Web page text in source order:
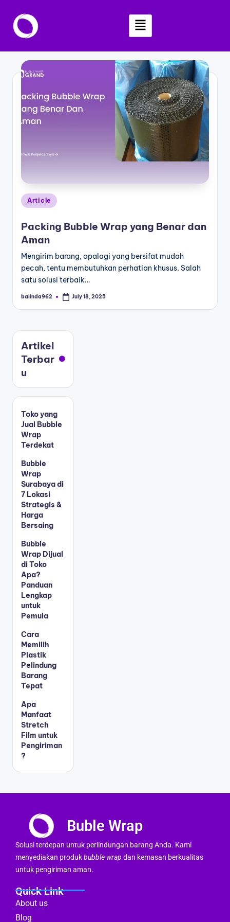
Skip
Article
Packing Bubble Wrap yang Benar dan
Aman
Mengirim barang, apalagi yang bersifat mudah
pecah, tentu membutuhkan perhatian khusus. Salah
satu solusi terbaik…
balinda962 July 18, 2025
Artikel
Terbar
u
Toko yang
Jual Bubble
Wrap
Terdekat
Bubble
Wrap
Surabaya di
7 Lokasi
Strategis &
Harga
Bersaing
Bubble
Wrap Dijual
di Toko
Apa?
Panduan
Lengkap
untuk
Pemula
Cara
Memilih
Plastik
Pelindung
Barang
Tepat
Apa
Manfaat
Stretch
Film untuk
Pengiriman
?
Buble Wrap
Solusi terdepan untuk perlindungan barang Anda. Kami
menyediakan produkbubble wrap dan kemasan berkualitas
untuk pengiriman aman.
Quick Link
About us
Blog